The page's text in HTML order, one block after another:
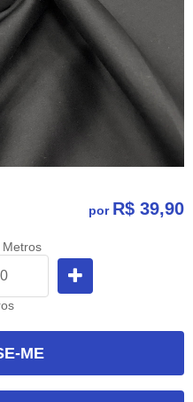
por R$ 39,90
Metros
ME